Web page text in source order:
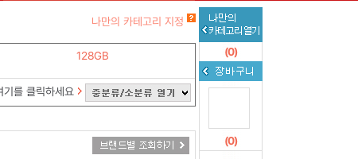
나만의 카테고리 지정
128GB
를 클릭하세요
(0)
(0)